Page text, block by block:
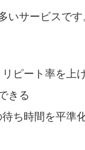
いサービスで
ピート率を上
きる
ち時間を平準